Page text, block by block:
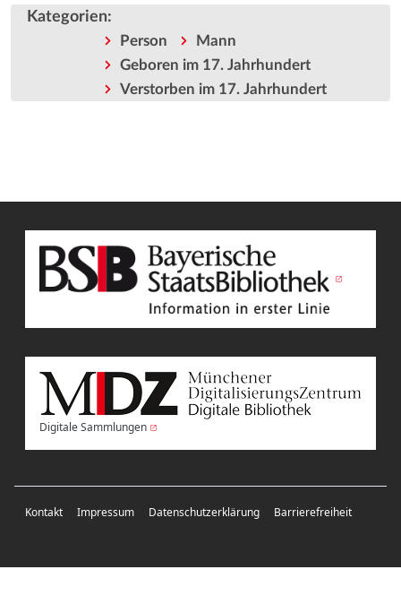
Kategorien:
Person
Mann
Geboren im 17. Jahrhundert
Verstorben im 17. Jahrhundert
Digitale Sammlungen
Kontakt Impressum Datenschutzerklärung Barrierefreiheit